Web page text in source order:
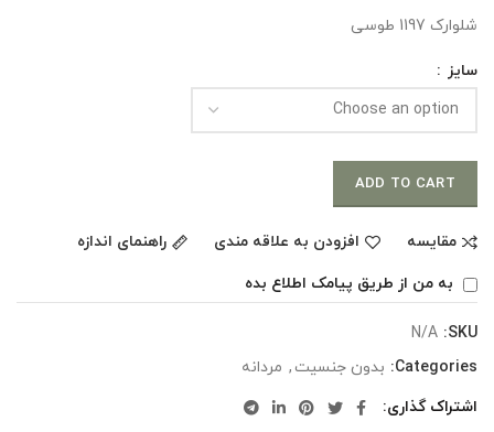
شلوارک 1197 طوسی
سایز
ADD TO CART
مقایسه افزودن به علاقه مندی
راهنمای اندازه
به من از طریق پیامک اطلاع بده
SKU:
N/A
Categories: بدون جنسیت , مردانه
اشتراک گذاری